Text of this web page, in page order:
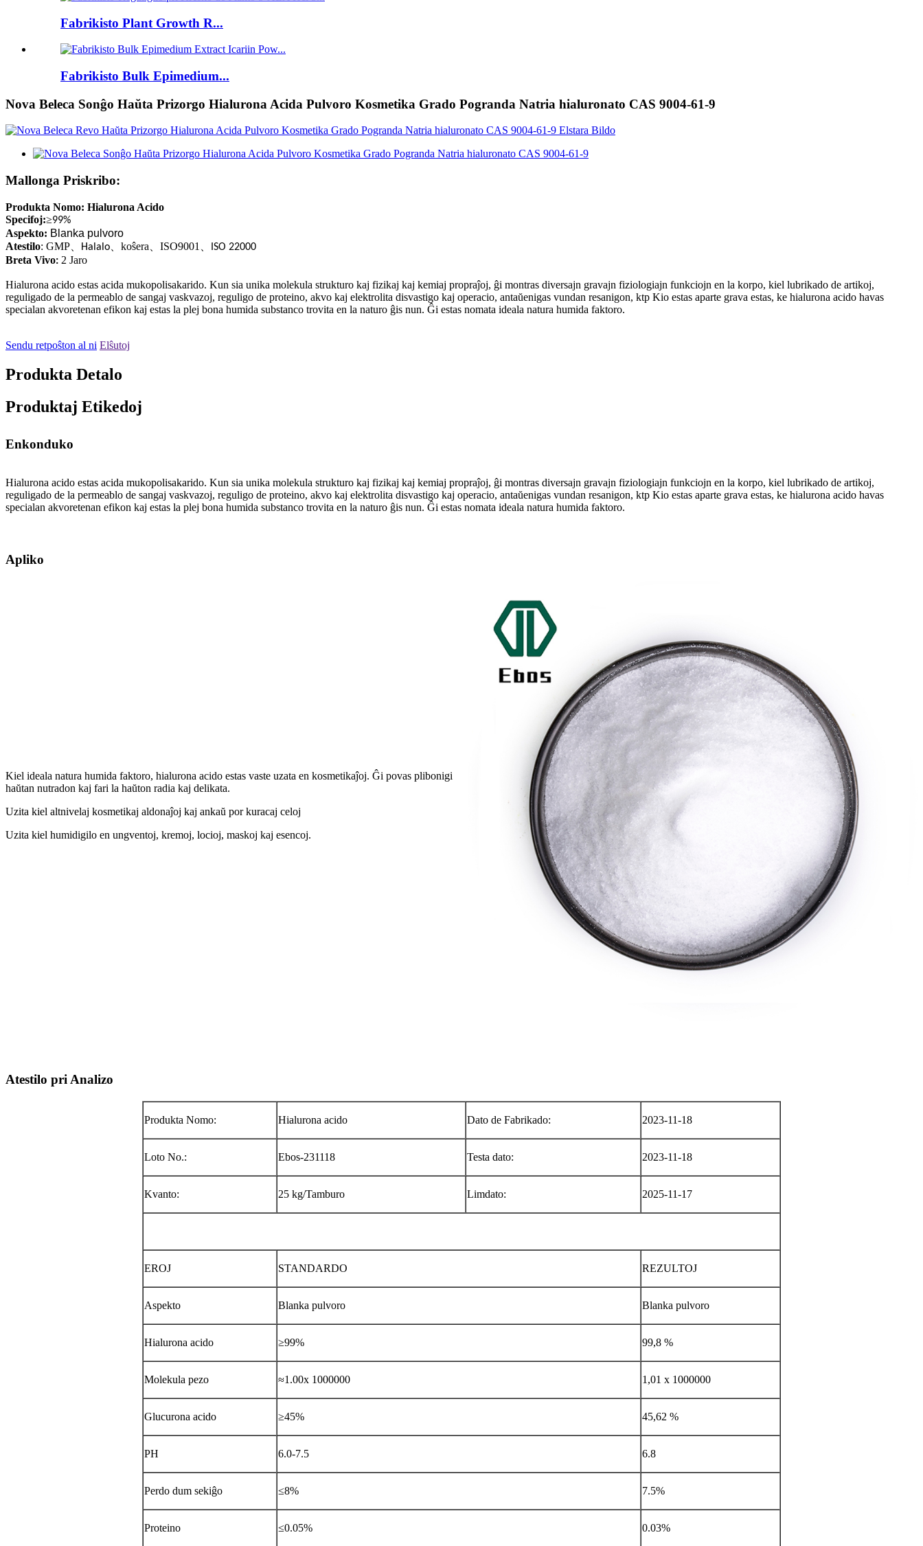
Fabrikisto Plant Growth R...
Fabrikisto Bulk Epimedium...
Nova Beleca Sonĝo Haŭta Prizorgo Hialurona Acida Pulvoro Kosmetika Grado Pogranda Natria hialuronato CAS 9004-61-9
Mallonga Priskribo:
Produkta Nomo: Hialurona Acido
Specifoj:≥99%
Aspekto: Blanka pulvoro
Atestilo: GMP Halalo koŝera ISO9001 ISO 22000
Breta Vivo: 2 Jaro
Hialurona acido estas acida mukopolisakarido. Kun sia unika molekula strukturo kaj fizikaj kaj kemiaj propraĵoj, ĝi montras diversajn gravajn fiziologiajn funkciojn en la korpo, kiel lubrikado de artikoj,
reguligado de la permeablo de sangaj vaskvazoj, reguligo de proteino, akvo kaj elektrolita disvastigo kaj operacio, antaŭenigas vundan resanigon, ktp Kio estas aparte grava estas, ke hialurona acido havas
specialan akvoretenan efikon kaj estas la plej bona humida substanco trovita en la naturo ĝis nun. Ĝi estas nomata ideala natura humida faktoro.
Sendu retpoŝton al ni Elŝutoj
Produkta Detalo
Produktaj Etikedoj
Enkonduko
Hialurona acido estas acida mukopolisakarido. Kun sia unika molekula strukturo kaj fizikaj kaj kemiaj propraĵoj, ĝi montras diversajn gravajn fiziologiajn funkciojn en la korpo, kiel lubrikado de artikoj,
reguligado de la permeablo de sangaj vaskvazoj, reguligo de proteino, akvo kaj elektrolita disvastigo kaj operacio, antaŭenigas vundan resanigon, ktp Kio estas aparte grava estas, ke hialurona acido havas
specialan akvoretenan efikon kaj estas la plej bona humida substanco trovita en la naturo ĝis nun. Ĝi estas nomata ideala natura humida faktoro.
Apliko
Kiel ideala natura humida faktoro, hialurona acido estas vaste uzata en kosmetikaĵoj. Ĝi povas plibonigi
haŭtan nutradon kaj fari la haŭton radia kaj delikata.
Uzita kiel altnivelaj kosmetikaj aldonaĵoj kaj ankaŭ por kuracaj celoj
Uzita kiel humidigilo en ungventoj, kremoj, locioj, maskoj kaj esencoj.
Atestilo pri Analizo
Produkta Nomo: Hialurona acido Dato de Fabrikado: 2023-11-18
Loto No.: Ebos-231118 Testa dato: 2023-11-18
Kvanto: 25 kg/Tamburo Limdato: 2025-11-17
EROJ STANDARDO REZULTOJ
Aspekto Blanka pulvoro Blanka pulvoro
Hialurona acido ≥99% 99,8 %
Molekula pezo ≈1.00x 1000000 1,01 x 1000000
Glucurona acido ≥45% 45,62 %
PH 6.0-7.5 6.8
Perdo dum sekiĝo ≤8% 7.5%
Proteino ≤0.05% 0.03%